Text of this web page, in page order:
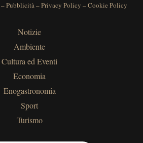
Pubblicità–Privacy Policy –Cookie Policy
Notizie
Ambiente
Cultura ed Eventi
Economia
Enogastronomia
Sport
Turismo